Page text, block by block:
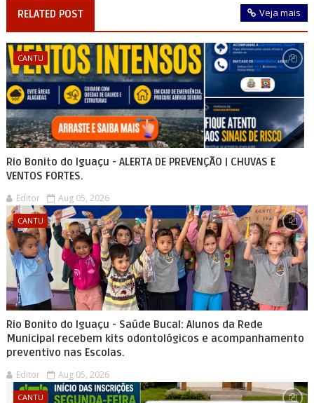
RELATED POST Veja mais
CANTU
Rio Bonito do Iguaçu - ALERTA DE PREVENÇÃO | CHUVAS E
VENTOS FORTES.
Editor Aug 05, 2026
CANTU
Rio Bonito do Iguaçu - Saúde Bucal: Alunos da Rede
Municipal recebem kits odontológicos e acompanhamento
preventivo nas Escolas.
Editor Aug 05, 2026
CANTU